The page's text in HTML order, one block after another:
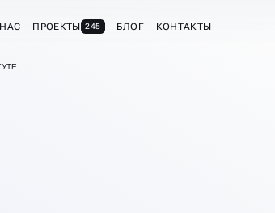
ПРОЕКТЫ 245 БЛОГ КОНТАКТЫ